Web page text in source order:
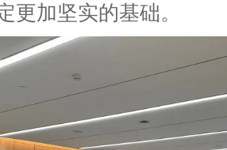
更加坚实的基础。